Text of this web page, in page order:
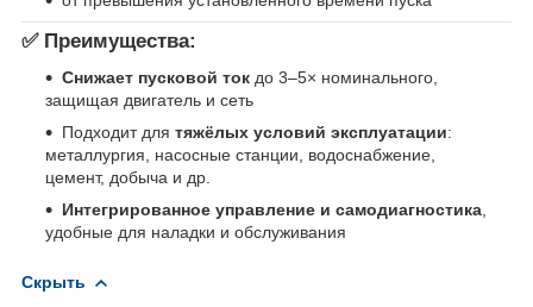
✅ Преимущества:
Снижает пусковой ток до 3–5× номинального,
защищая двигатель и сеть
Подходит для тяжёлых условий эксплуатации:
металлургия, насосные станции, водоснабжение,
цемент, добыча и др.
Интегрированное управление и самодиагностика
удобные для наладки и обслуживания
Скрыть